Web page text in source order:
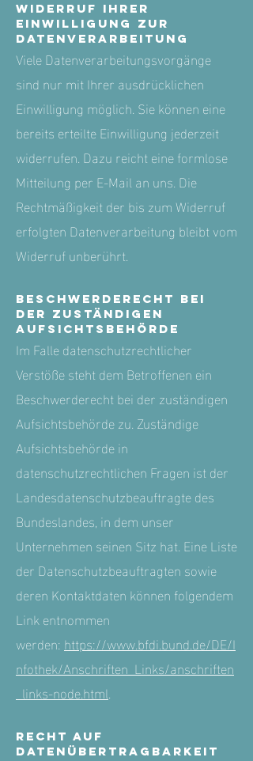
Widerruf Ihrer
Einwilligung zur
Datenverarbeitung
Viele Datenverarbeitungsvorgänge
sind nur mit Ihrer ausdrücklichen
Einwilligung möglich. Sie können eine
bereits erteilte Einwilligung jederzeit
widerrufen. Dazu reicht eine formlose
Mitteilung per E-Mail an uns. Die
Rechtmäßigkeit der bis zum Widerruf
erfolgten Datenverarbeitung bleibt vom
Widerruf unberührt.
Beschwerderecht bei
der zuständigen
Aufsichtsbehörde
Im Falle datenschutzrechtlicher
Verstöße steht dem Betroffenen ein
Beschwerderecht bei der zuständigen
Aufsichtsbehörde zu. Zuständige
Aufsichtsbehörde in
datenschutzrechtlichen Fragen ist der
Landesdatenschutzbeauftragte des
Bundeslandes, in dem unser
Unternehmen seinen Sitz hat. Eine Liste
der Datenschutzbeauftragten sowie
deren Kontaktdaten können folgendem
Link entnommen
werden:https://www.bfdi.bund.de/DE/I
nfothek/Anschriften_Links/anschriften
_links-node.html.
Recht auf
Datenübertragbarkeit